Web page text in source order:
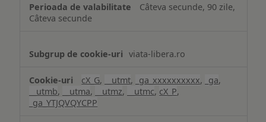
Câteva secunde, 90 zile,
Câteva secunde
viata-libera.ro
cX_G, __utmt, _ga_xxxxxxxxxx, _ga,
__utmb, __utma, __utmz, __utmc, cX_P,
_ga_YTJQVQYCPP